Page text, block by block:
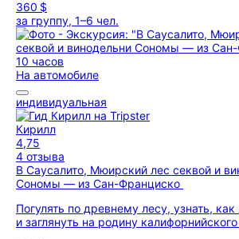
360 $
за группу, 1–6 чел.
10 часов
На автомобиле
индивидуальная
Кирилл
4,75
4 отзыва
В Саусалито, Мюирский лес секвой и
Сономы — из Сан-Франциско
Погулять по древнему лесу, узнать,
и заглянуть на родину